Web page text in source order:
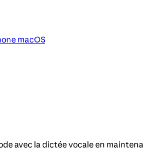
macOS
avec la dictée vocale en